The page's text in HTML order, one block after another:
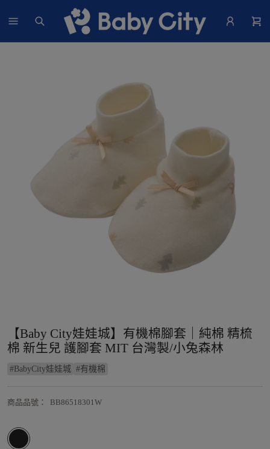
【Baby City娃娃城】有機棉腳套｜純棉 精梳
棉 新生兒 護腳套 MIT 台灣製/小兔森林
# BabyCity娃娃城 #有機棉
商品品號 ： BB86518301W